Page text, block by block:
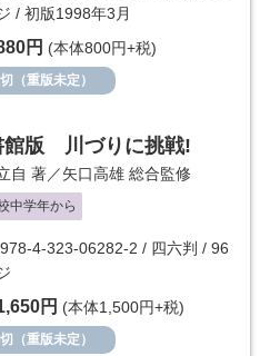
/ 初版1998年3月
円 (本体800円+税)
（重版未定）
館版 川づりに挑戦!
自 著／矢口高雄 総合監修
中学年から
4-323-06282-2 / 四六判 / 96
円 (本体1,500円+税)
（重版未定）